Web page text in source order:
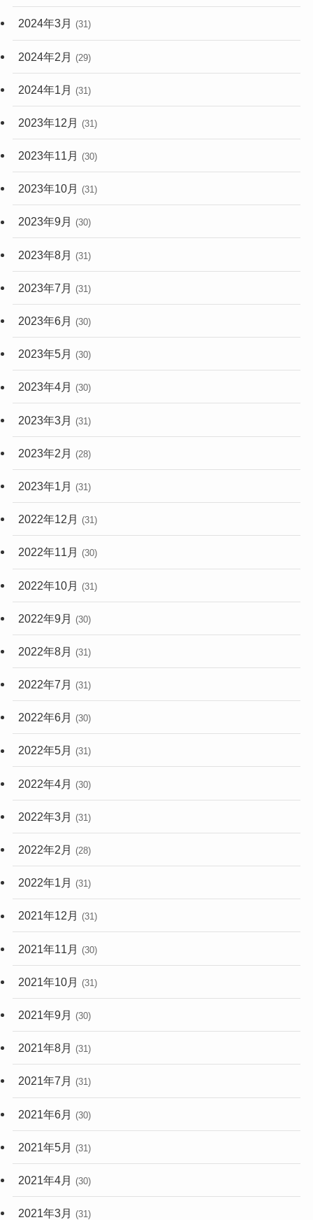
2024年3月 (31)
2024年2月 (29)
2024年1月 (31)
2023年12月 (31)
2023年11月 (30)
2023年10月 (31)
2023年9月 (30)
2023年8月 (31)
2023年7月 (31)
2023年6月 (30)
2023年5月 (30)
2023年4月 (30)
2023年3月 (31)
2023年2月 (28)
2023年1月 (31)
2022年12月 (31)
2022年11月 (30)
2022年10月 (31)
2022年9月 (30)
2022年8月 (31)
2022年7月 (31)
2022年6月 (30)
2022年5月 (31)
2022年4月 (30)
2022年3月 (31)
2022年2月 (28)
2022年1月 (31)
2021年12月 (31)
2021年11月 (30)
2021年10月 (31)
2021年9月 (30)
2021年8月 (31)
2021年7月 (31)
2021年6月 (30)
2021年5月 (31)
2021年4月 (30)
2021年3月 (31)